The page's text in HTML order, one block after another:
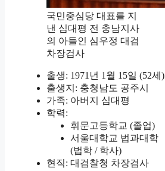
국민중심당 대표를 지
낸 심대평 전 충남지사
의 아들인 심우정 대검
차장검사
출생: 1971년 1월 15일 (52세)
출생지: 충청남도 공주시
가족: 아버지 심대평
학력:
휘문고등학교 (졸업)
서울대학교 법과대학
(법학 / 학사)
현직: 대검찰청 차장검사